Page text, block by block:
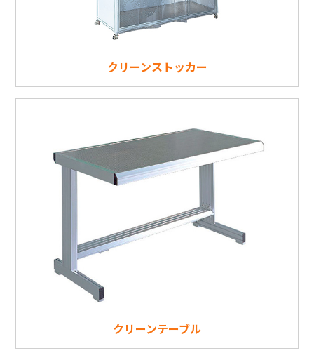
クリーンストッカー
クリーンテーブル